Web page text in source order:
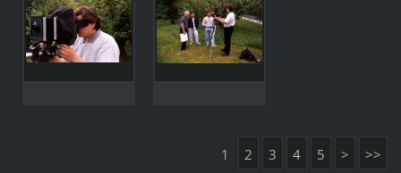
1 2 3 4 5 > >>